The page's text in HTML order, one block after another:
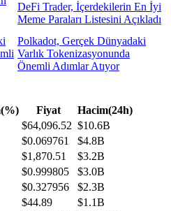
DeFi Trader, İçerdekilerin En İyi
Meme Paraları Listesini Açıkladı
Polkadot, Gerçek Dünyadaki
Varlık Tokenizasyonunda
Önemli Adımlar Atıyor
Fiyat
Hacim(24h)
$64,096.52 $10.6B
$0.069761
$4.8B
$1,870.51
$3.2B
$0.999805
$3.0B
$0.327956
$2.3B
$44.89
$1.1B